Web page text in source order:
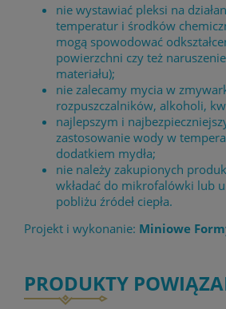
nie wystawiać pleksi na
temperatur i środków
mogą spowodować
powierzchni czy też
materiału);
nie zalecamy mycia w
rozpuszczalników, alkoholi,
najlepszym i
zastosowanie wody w
dodatkiem mydła;
nie należy zakupionych
wkładać do mikrofalówki lub
pobliżu źródeł ciepła.
Projekt i wykonanie: Miniowe
PRODUKTY